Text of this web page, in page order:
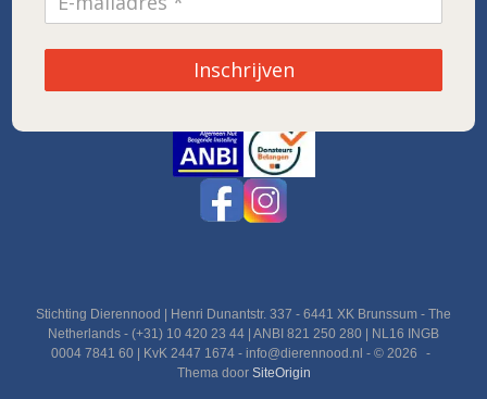
Stichting Dierennood | Henri Dunantstr. 337 - 6441 XK Brunssum - The
Netherlands - (+31) 10 420 23 44 | ANBI 821 250 280 | NL16 INGB
0004 7841 60 | KvK 2447 1674 - info@dierennood.nl - © 2026
Thema door SiteOrigin
Inschrijven